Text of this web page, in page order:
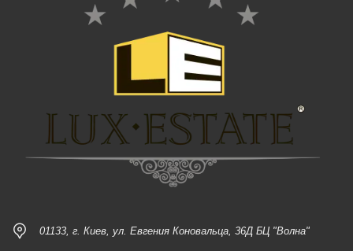
01133, г. Киев, ул. Евгения Коновальца, 36Д БЦ "Волна"